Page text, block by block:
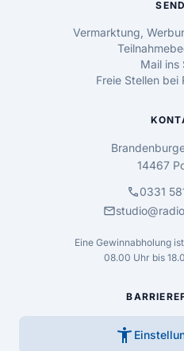
Vermarktung,
Mail ins
Freie Stellen bei
14467
call0331
mail
Eine Gewinnabholung
08.00 Uhr bis
accessibility_new